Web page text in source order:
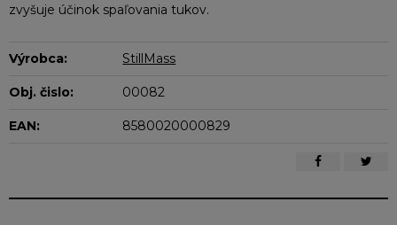
zvyšuje účinok spaľovania tukov.
Výrobca: StillMass
Obj. čislo: 00082
EAN: 8580020000829